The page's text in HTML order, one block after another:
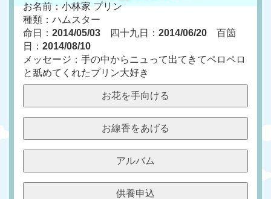
お名前：小林家 プリン
種類：ハムスター
命日： 2014/05/03 四十九日： 2014/06/20 百箇
日： 2014/08/10
メッセージ：手の中からニュって出てきてペロペロ
と舐めてくれたプリン大好き
お花を手向ける
お線香をあげる
アルバム
供養申込